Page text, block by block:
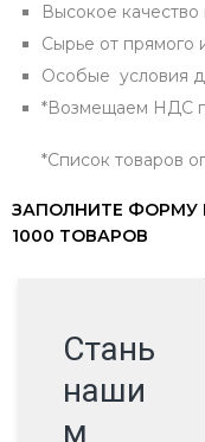
Высокое качество
Сырье от прямого
Особые условия
*Возмещаем НДС
*Список товаров
ЗАПОЛНИТЕ ФОРМУ
1000 ТОВАРОВ